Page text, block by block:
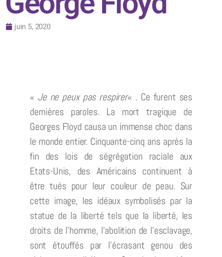
juin 5, 2020
« Je ne peux pas respirer« . Ce furent ses
dernières paroles. La mort tragique de
Georges Floyd causa un immense choc dans
le monde entier. Cinquante-cinq ans après la
fin des lois de ségrégation raciale aux
Etats-Unis, des Américains continuent à
être tués pour leur couleur de peau. Sur
cette image, les idéaux symbolisés par la
statue de la liberté tels que la liberté, les
droits de l’homme, l’abolition de l’esclavage,
sont étouffés par l’écrasant genou des